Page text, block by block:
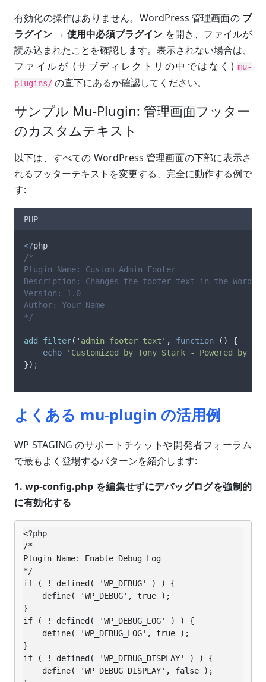
有効化の操作はありません。WordPress 管理画面の プ
ラグイン → 使用中必須プラグイン を開き、ファイルが
読み込まれたことを確認します。表示されない場合は、
ファイルが (サブディレクトリの中ではなく) mu-
plugins/ の直下にあるか確認してください。
サンプル Mu-Plugin: 管理画面フッター
のカスタムテキスト
以下は、すべての WordPress 管理画面の下部に表示さ
れるフッターテキストを変更する、完全に動作する例で
す:
PHP
<?php
/*
Plugin Name: Custom Admin Footer
Description: Changes the footer text in the
Version: 1.0
Author: Your Name
*/
add_filter( ' admin_footer_text ' , function ()
{
echo
' Customized by Tony Stark - Powered by
}) ;
よくある mu-plugin の活用例
WP STAGING のサポートチケットや開発者フォーラム
で最もよく登場するパターンを紹介します:
1. wp-config.php を編集せずにデバッグログを強制的
に有効化する
<?php
/*
Plugin Name: Enable Debug Log
*/
if ( ! defined( 'WP_DEBUG' ) ) {
}
if ( ! defined( 'WP_DEBUG_LOG' ) ) {
}
if ( ! defined( 'WP_DEBUG_DISPLAY' ) ) {